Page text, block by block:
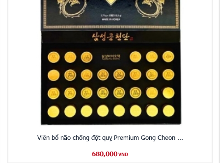
Viên bổ não chống đột quỵ Premium Gong Cheon ...
680,000 VND